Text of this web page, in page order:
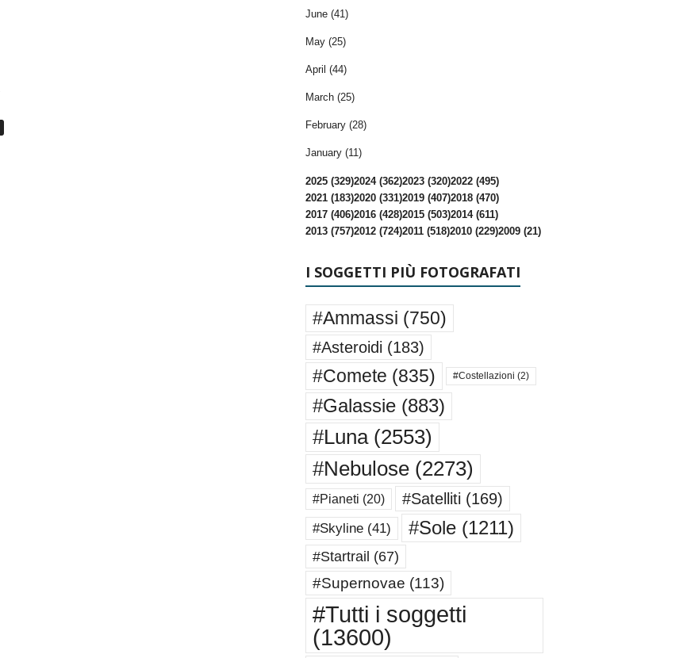
June (41)
May (25)
April (44)
March (25)
February (28)
January (11)
2025 (329)2024 (362)2023 (320)2022 (495)
2021 (183)2020 (331)2019 (407)2018 (470)
2017 (406)2016 (428)2015 (503)2014 (611)
2013 (757)2012 (724)2011 (518)2010 (229)2009 (21)
I SOGGETTI PIÙ FOTOGRAFATI
#Ammassi (750)
#Asteroidi (183)
#Comete (835) #Costellazioni (2)
#Galassie(883)
#Luna(2553)
#Nebulose(2273)
#Pianeti (20) #Satelliti (169)
#Skyline(41) #Sole(1211)
#Startrail (67)
#Supernovae (113)
#Tutti i soggetti
(13600)